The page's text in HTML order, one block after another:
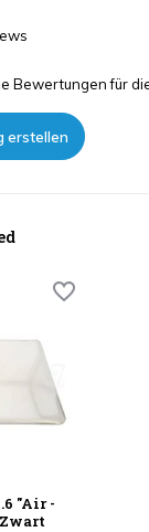
Bewertungen für
erstellen
"Air -